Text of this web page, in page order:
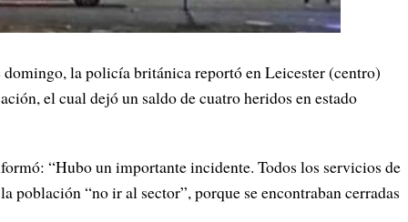
la policía británica reportó en Leicester (centro)
el cual dejó un saldo de cuatro heridos en estado
“Hubo un importante incidente. Todos los servicios de
población “no ir al sector”, porque se encontraban cerradas